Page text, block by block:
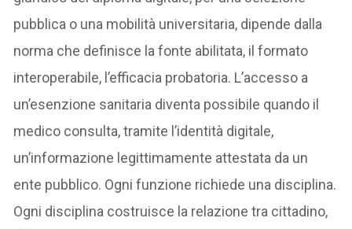
pubblica o una mobilità universitaria, dipende dalla
norma che definisce la fonte abilitata, il formato
interoperabile, l’efficacia probatoria. L’accesso a
un’esenzione sanitaria diventa possibile quando il
medico consulta, tramite l’identità digitale,
un’informazione legittimamente attestata da un
ente pubblico. Ogni funzione richiede una disciplina.
Ogni disciplina costruisce la relazione tra cittadino,